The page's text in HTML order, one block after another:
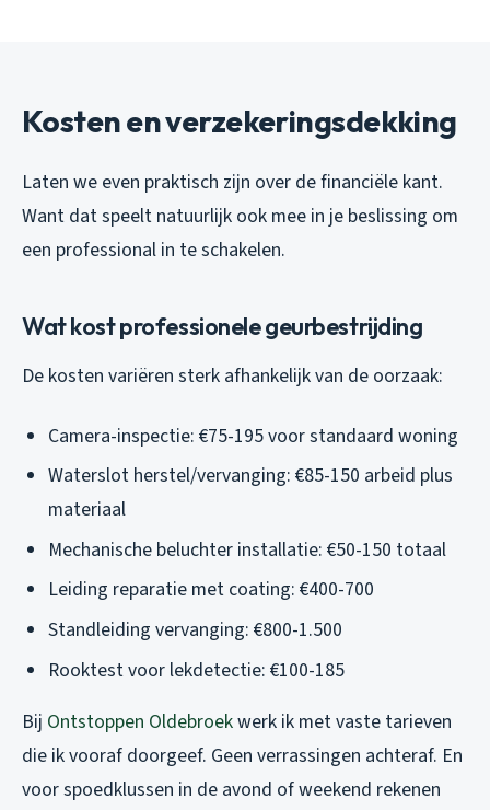
Kosten en verzekeringsdekking
Laten we even praktisch zijn over de financiële kant.
Want dat speelt natuurlijk ook mee in je beslissing om
een professional in te schakelen.
Wat kost professionele geurbestrijding
De kosten variëren sterk afhankelijk van de oorzaak:
Camera-inspectie: €75-195 voor standaard woning
Waterslot herstel/vervanging: €85-150 arbeid plus
materiaal
Mechanische beluchter installatie: €50-150 totaal
Leiding reparatie met coating: €400-700
Standleiding vervanging: €800-1.500
Rooktest voor lekdetectie: €100-185
Bij Ontstoppen Oldebroekwerk ik met vaste tarieven
die ik vooraf doorgeef. Geen verrassingen achteraf. En
voor spoedklussen in de avond of weekend rekenen